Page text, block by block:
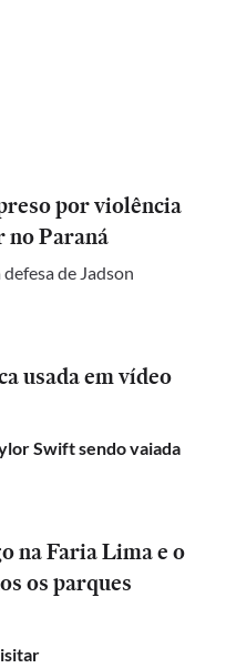
por violência
no Paraná
de Jadson
usada em vídeo
Swift sendo vaiada
na Faria Lima e o
os parques